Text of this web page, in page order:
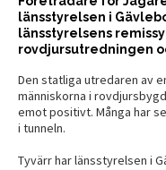
länsstyrelsen i
länsstyrelsens
rovdjursutredningen
Den statliga utredaren av
människorna i
emot positivt. Många har
i tunneln.
Tyvärr har länsstyrelsen i